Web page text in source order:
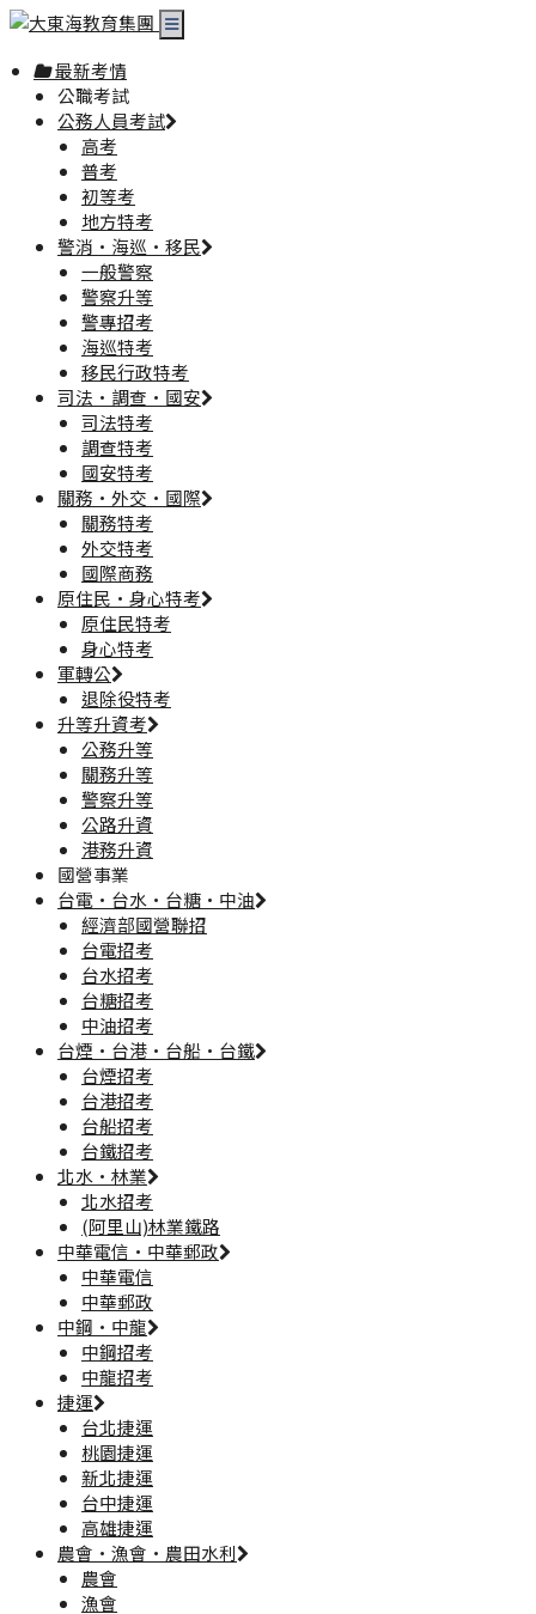
最新考情
公職考試
公務人員考試
高考
普考
初等考
地方特考
警消·海巡·移民
一般警察
警察升等
警專招考
海巡特考
移民行政特考
司法·調查·國安
司法特考
調查特考
國安特考
關務·外交·國際
關務特考
外交特考
國際商務
原住民·身心特考
原住民特考
身心特考
軍轉公
退除役特考
升等升資考
公務升等
關務升等
警察升等
公路升資
港務升資
國營事業
台電·台水·台糖·中油
經濟部國營聯招
台電招考
台水招考
台糖招考
中油招考
台煙·台港·台船·台鐵
台煙招考
台港招考
台船招考
台鐵招考
北水·林業
北水招考
(阿里山)林業鐵路
中華電信·中華郵政
中華電信
中華郵政
中鋼·中龍
中鋼招考
中龍招考
捷運
台北捷運
桃園捷運
新北捷運
台中捷運
高雄捷運
農會·漁會·農田水利
農會
漁會